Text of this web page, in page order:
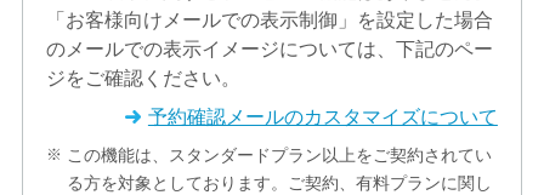
「お客様向けメールでの表示制御」を設定した場合
のメールでの表示イメージについては、下記のペー
ジをご確認ください。
予約確認メールのカスタマイズについて
この機能は、スタンダードプラン以上をご契約されてい
る方を対象としております。ご契約、有料プランに関し